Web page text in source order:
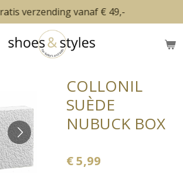
verzending vanaf € 49,-
COLLONIL
SUÈDE
NUBUCK BOX
€ 5,99